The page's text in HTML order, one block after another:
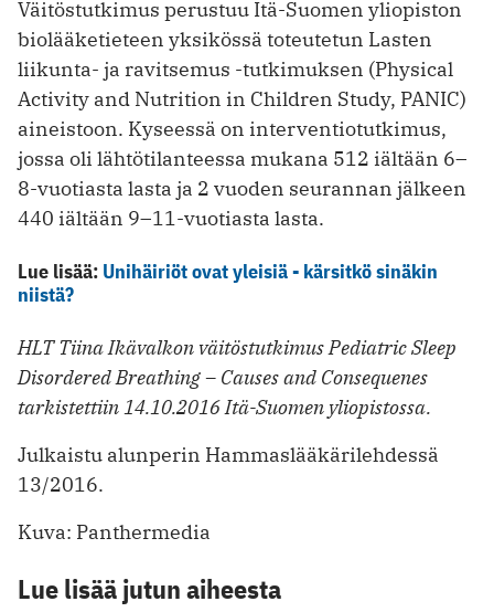
Väitöstutkimus perustuu Itä-Suomen yliopiston
biolääketieteen yksikössä toteutetun Lasten
liikunta- ja ravitsemus -tutkimuksen (Physical
Activity and Nutrition in Children Study, PANIC)
aineistoon. Kyseessä on interventiotutkimus,
jossa oli lähtötilanteessa mukana 512 iältään 6–
8-vuotiasta lasta ja 2 vuoden seurannan jälkeen
440 iältään 9–11-vuotiasta lasta.
Lue lisää: Unihäiriöt ovat yleisiä - kärsitkö sinäkin
niistä?
HLT Tiina Ikävalkon väitöstutkimus Pediatric Sleep
Disordered Breathing – Causes and Consequenes
tarkistettiin 14.10.2016 Itä-Suomen yliopistossa.
Julkaistu alunperin Hammaslääkärilehdessä
13/2016.
Kuva: Panthermedia
Lue lisää jutun aiheesta